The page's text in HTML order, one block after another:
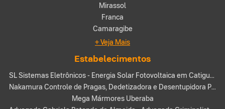
Mirassol
Franca
Camaragibe
+ Veja Mais
Estabelecimentos
SL Sistemas Eletrônicos - Energia Solar Fotovoltaica em Catiguá-SP
Nakamura Controle de Pragas, Dedetizadora e Desentupidora Palestina
Mega Mármores Uberaba